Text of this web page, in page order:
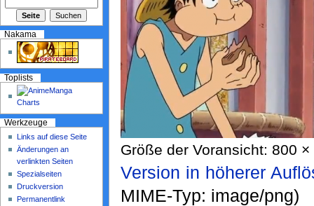
Größe der Voransicht: 800
Version in höherer
MIME-Typ: image/png)
Nakama
Toplists
Werkzeuge
Links auf diese Seite
Änderungen an
verlinkten Seiten
Spezialseiten
Druckversion
Permanentlink